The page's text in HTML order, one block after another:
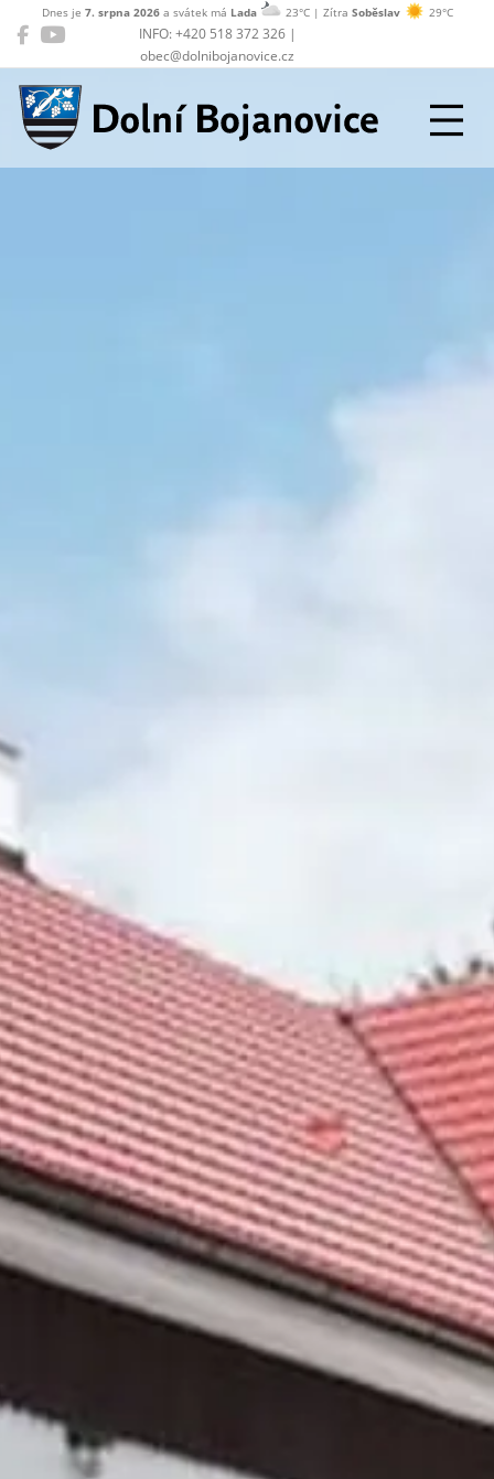
INFO: +420 518 372 326 |
obec@dolnibojanovice.cz
Dnes je 7. srpna 2026a svátek má Lada 23°C | Zítra Soběslav 29°C
Dolní Bojanovice